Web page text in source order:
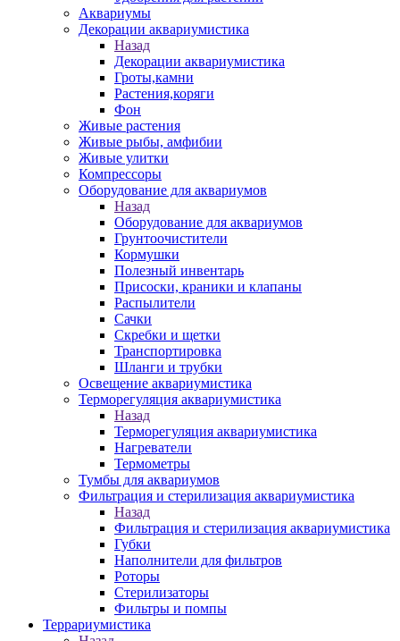
Аквариумы
Декорации аквариумистика
Назад
Декорации аквариумистика
Гроты,камни
Растения,коряги
Фон
Живые растения
Живые рыбы, амфибии
Живые улитки
Компрессоры
Оборудование для аквариумов
Назад
Оборудование для аквариумов
Грунтоочистители
Кормушки
Полезный инвентарь
Присоски, краники и клапаны
Распылители
Сачки
Скребки и щетки
Транспортировка
Шланги и трубки
Освещение аквариумистика
Терморегуляция аквариумистика
Назад
Терморегуляция аквариумистика
Нагреватели
Термометры
Тумбы для аквариумов
Фильтрация и стерилизация аквариумистика
Назад
Фильтрация и стерилизация аквариумистика
Губки
Наполнители для фильтров
Роторы
Стерилизаторы
Фильтры и помпы
Террариумистика